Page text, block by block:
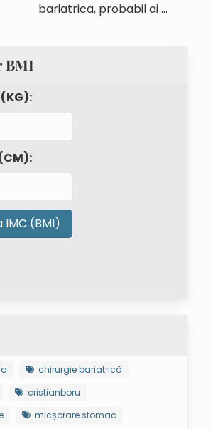
bariatrica, probabil ai …
BMI
IMC (BMI)
chirurgie bariatrică
cristianboru
micșorare stomac